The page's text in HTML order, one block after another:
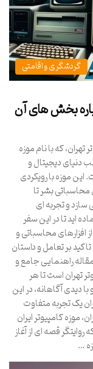
گردشگری و اقامتی
بخش های آن
که با نام موزه
دنیای دیجیتال و
موزه با رویکردی
محاسباتی بشر تا
و تجربه ای
اید تا در این سفر
افزارهای محاسباتی و
بر تعامل و داستان
راهنمایی جامع و
تهران است تا هر
با دیدی آگاهانه، در این
یک تجربه متفاوت
کامپیوتر ایران
قصه ای از آغاز
…